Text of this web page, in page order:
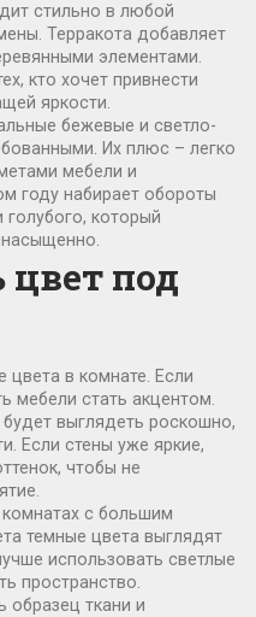
стильно в любой
Терракота добавляет
элементами.
кто хочет привнести
яркости.
бежевые и светло-
Их плюс – легко
мебели и
году набирает обороты
который
цвет под
в комнате. Если
мебели стать акцентом.
выглядеть роскошно,
Если стены уже яркие,
чтобы не
с большим
темные цвета выглядят
использовать светлые
пространство.
образец ткани и